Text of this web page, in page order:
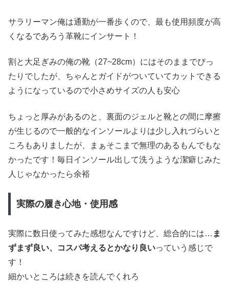
サラリーマン俺は通勤が一番歩くので、最も使用頻度が高
くなるであろう革靴にインサート！
割と大足ぎみの俺の靴（27~28cm）にはそのままでぴっ
たりでしたが、ちゃんとガイドがついていてカットできる
ようになっているので小さめサイズの人も安心
ちょっと厚みがあるのと、裏面のジェルと靴との間に摩擦
が生じるので一般的なインソールよりは少し入れづらいと
ころもありましたが、まぁそこまで無理のあるもんでもな
かったです！毎日インソール出して洗うような潔癖じみた
人じゃなかったら余裕
実際の履き心地・使用感
実際に数日使ってみた感想なんですけど、総合的には… ま
ずまず良い、コスパ考えるとかなり良いっていう感じで
す！
細かいところは続きを読んでくれろ